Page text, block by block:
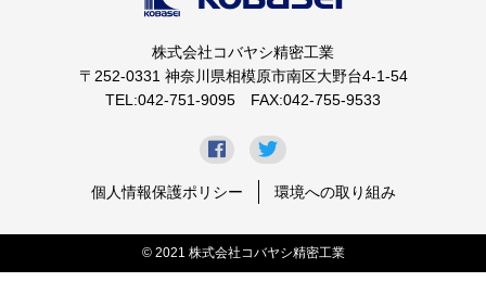
株式会社コバヤシ精密工業
〒252-0331 神奈川県相模原市南区大野台4-1-54
TEL:042-751-9095 FAX:042-755-9533
個人情報保護ポリシー 環境への取り組み
© 2021 株式会社コバヤシ精密工業